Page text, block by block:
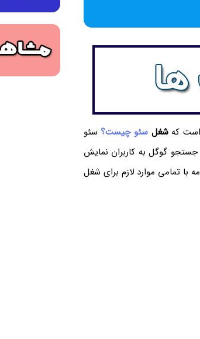
است کهشغلسئو چیست؟سئو
جستجو گوگل به کاربران نمایش
با تمامی موارد لازم برای شغل